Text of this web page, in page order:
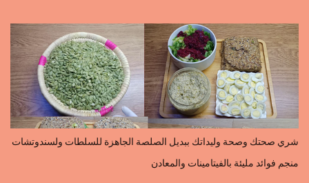
=nigelle اليبزار الأبيض=poivre blonc الخرقوم =safran des
indes=curcuma اليبزار الأسود=poivre noir زعفران=safran
جنجلان=grains de sésame الكبابة=cubèbe=piment de jamaique
بسيبيسة=macis الكوزة الصحراوية=maniguette عرق السوس=reglisse
لسان الطير=fruit de frène النافع نجيمات=badiane ظهر فلفل=poivre
long الفلفلة الحلوة……………PIMENT DOUX الفلفلة الحارة……………
PIMENT PIQUANT,FORT. سكين جبير……………….GINGEMBRE
القرفة……………………..CANNELLE الكمون…………………….CUMIN الفلفلة
شري صحتك وصحة وليداتك ببديل الصلصة الجاهزة للسلطات ولسندوتشات
منجم فوائد مليئة بالفيتامينات والمعادن